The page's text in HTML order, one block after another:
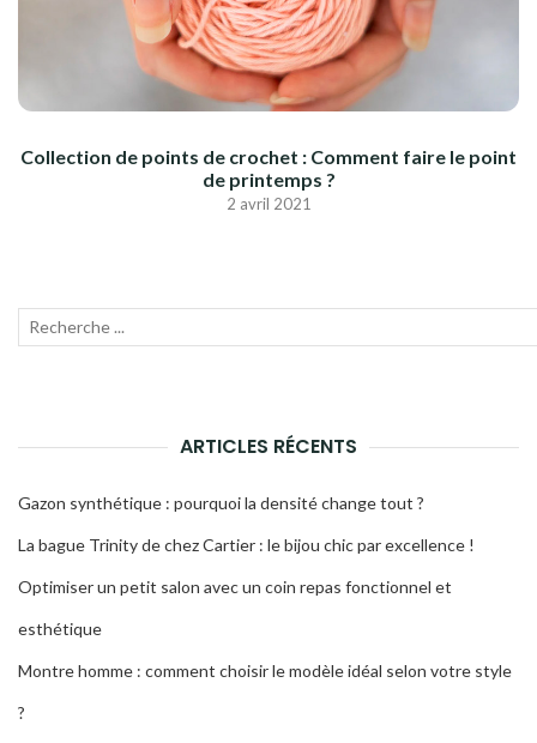
Collection de points de crochet : Comment faire le point
de printemps ?
2 avril 2021
Recherche
ARTICLES RÉCENTS
Gazon synthétique : pourquoi la densité change tout ?
La bague Trinity de chez Cartier : le bijou chic par excellence !
Optimiser un petit salon avec un coin repas fonctionnel et
esthétique
Montre homme : comment choisir le modèle idéal selon votre style
?